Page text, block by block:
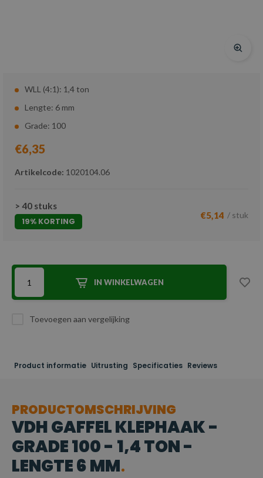
WLL (4:1): 1,4 ton
Lengte: 6 mm
Grade: 100
€6,35
Artikelcode: 1020104.06
> 40 stuks
19% KORTING
€5,14 / stuk
IN WINKELWAGEN
Toevoegen aan vergelijking
Product informatie Uitrusting Specificaties Reviews
PRODUCTOMSCHRIJVING
VDH GAFFEL KLEPHAAK -
GRADE 100 - 1,4 TON -
LENGTE 6 MM